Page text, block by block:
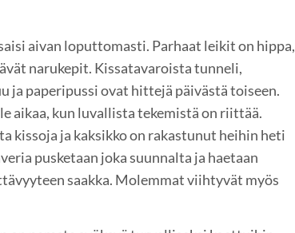
aivan loputtomasti. Parhaat leikit on hippa,
narukepit. Kissatavaroista tunneli,
ja paperipussi ovat hittejä päivästä toiseen.
aikaa, kun luvallista tekemistä on riittää.
kissoja ja kaksikko on rakastunut heihin heti
pusketaan joka suunnalta ja haetaan
saakka. Molemmat viihtyvät myös